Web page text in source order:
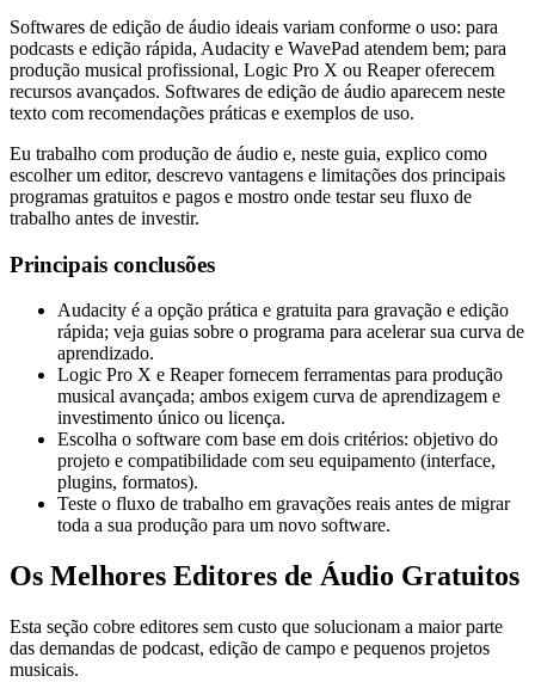
Softwares de edição de áudio ideais variam conforme o uso: para
podcasts e edição rápida, Audacity e WavePad atendem bem; para
produção musical profissional, Logic Pro X ou Reaper oferecem
recursos avançados. Softwares de edição de áudio aparecem neste
texto com recomendações práticas e exemplos de uso.
Eu trabalho com produção de áudio e, neste guia, explico como
escolher um editor, descrevo vantagens e limitações dos principais
programas gratuitos e pagos e mostro onde testar seu fluxo de
trabalho antes de investir.
Principais conclusões
Audacity é a opção prática e gratuita para gravação e edição
rápida; veja guias sobre o programa para acelerar sua curva de
aprendizado.
Logic Pro X e Reaper fornecem ferramentas para produção
musical avançada; ambos exigem curva de aprendizagem e
investimento único ou licença.
Escolha o software com base em dois critérios: objetivo do
projeto e compatibilidade com seu equipamento (interface,
plugins, formatos).
Teste o fluxo de trabalho em gravações reais antes de migrar
toda a sua produção para um novo software.
Os Melhores Editores de Áudio Gratuitos
Esta seção cobre editores sem custo que solucionam a maior parte
das demandas de podcast, edição de campo e pequenos projetos
musicais.